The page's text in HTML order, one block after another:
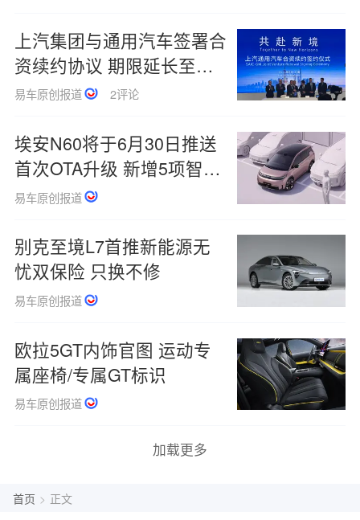
上汽集团与通用汽车签署合
资续约协议 期限延长至
2047年
易车原创报道 2评论
埃安N60将于6月30日推送
首次OTA升级 新增5项智驾
辅助功能
易车原创报道
别克至境L7首推新能源无
忧双保险 只换不修
易车原创报道
欧拉5GT内饰官图 运动专
属座椅/专属GT标识
易车原创报道
加载更多
首页 > 正文